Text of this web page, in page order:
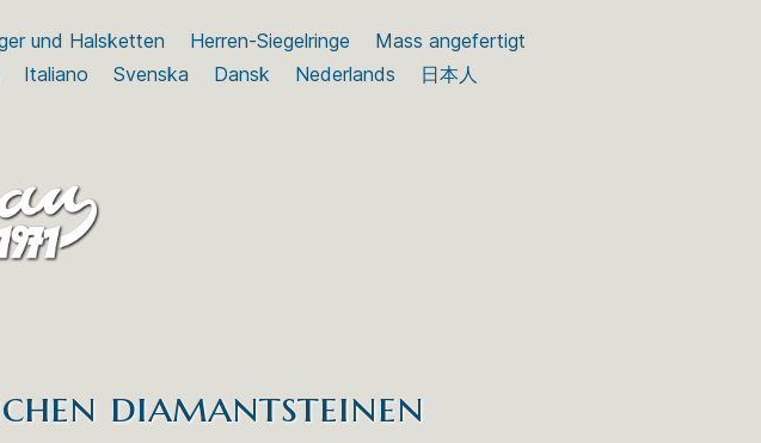
und Halsketten Herren-Siegelringe
Mass angefertigt
Italiano Svenska Dansk Nederlands 日本人
diamantsteinen